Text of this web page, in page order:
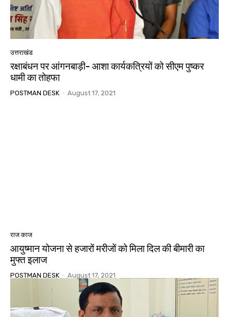
उत्तराखंड
रक्षाबंधन पर आंगनबाड़ी- आशा कार्यकत्रियों को सीएम पुष्कर
धामी का तोहफा
POSTMAN DESK - August 17, 2021
राज काज
आयुष्मान योजना से हजारों मरीजों को मिला दिल की बीमारी का
मुफ्त इलाज
POSTMAN DESK - August 17, 2021